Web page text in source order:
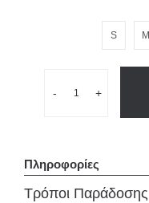
S M
- +
Πληροφορίες
Τρόποι Παράδοσης